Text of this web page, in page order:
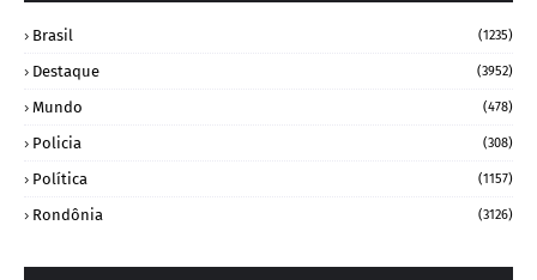
Brasil (1235)
Destaque (3952)
Mundo (478)
Policia (308)
Política (1157)
Rondônia (3126)